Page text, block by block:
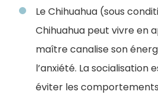
Le Chihuahua (sous
Chihuahua peut vivre en
maître canalise son
l’anxiété. La socialisation
éviter les